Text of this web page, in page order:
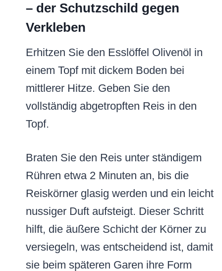
– der Schutzschild gegen
Verkleben
Erhitzen Sie den Esslöffel Olivenöl in
einem Topf mit dickem Boden bei
mittlerer Hitze. Geben Sie den
vollständig abgetropften Reis in den
Topf.
Braten Sie den Reis unter ständigem
Rühren etwa 2 Minuten an, bis die
Reiskörner glasig werden und ein leicht
nussiger Duft aufsteigt. Dieser Schritt
hilft, die äußere Schicht der Körner zu
versiegeln, was entscheidend ist, damit
sie beim späteren Garen ihre Form